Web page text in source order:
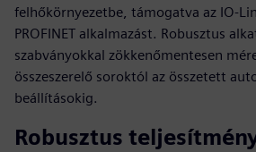
felhőkörnyezetbe, támogatva az IO-
PROFINET alkalmazást. Robusztus
szabványokkal zökkenőmentesen
összeszerelő soroktól az összetett
beállításokig.
Robusztus